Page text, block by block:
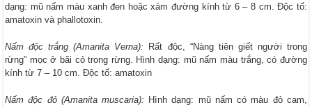
dạng: mũ nấm màu xanh đen hoặc xám đường kính từ 6 – 8 cm. Độc tố:
amatoxin và phallotoxin.
Nấm độc trắng (Amanita Verna): Rất độc, “Nàng tiên giết người trong
rừng” mọc ở bãi cỏ trong rừng. Hình dạng: mũ nấm màu trắng, có đường
kính từ 7 – 10 cm. Độc tố: amatoxin
Nấm độc đỏ (Amanita muscaria): Hình dạng: mũ nấm có màu đỏ cam,